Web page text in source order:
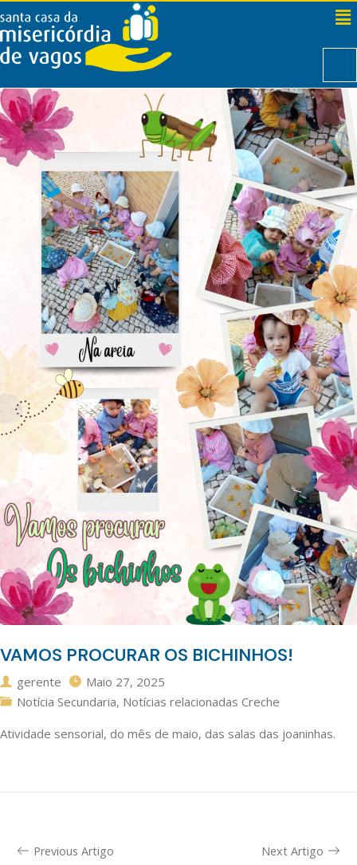
VAMOS PROCURAR OS BICHINHOS!
gerente
Maio 27, 2025
Notícia Secundaria, Notícias relacionadas Creche
Atividade sensorial, do mês de maio, das salas das joaninhas.
Previous Artigo Next Artigo